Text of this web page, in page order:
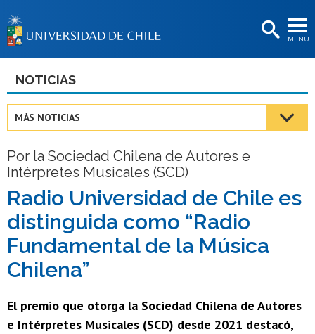
MENÚ
BIBLIOTECAS
Estudiantes
Académicas/os
Funcionarias/os
Egresadas/os
NOTICIAS
MÁS NOTICIAS
Por la Sociedad Chilena de Autores e
Intérpretes Musicales (SCD)
Radio Universidad de Chile es
distinguida como “Radio
Fundamental de la Música
Chilena”
El premio que otorga la Sociedad Chilena de Autores
e Intérpretes Musicales (SCD) desde 2021 destacó,